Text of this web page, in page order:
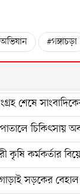
#গঙ্গাচড়া
শেষে
চিকিৎসায়
কৃষি কর্মকর্তার
সড়কের